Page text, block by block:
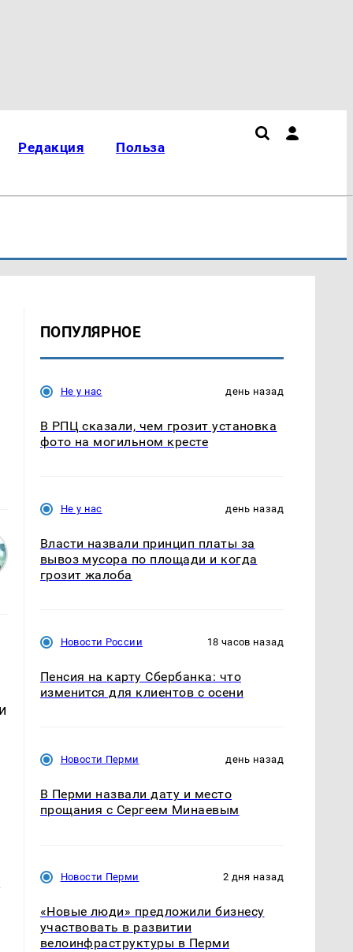
Редакция Польза
ПОПУЛЯРНОЕ
Не у нас день назад
В РПЦ сказали, чем грозит установка
фото на могильном кресте
Не у нас день назад
Власти назвали принцип платы за
вывоз мусора по площади и когда
грозит жалоба
Новости России 18 часов назад
Пенсия на карту Сбербанка: что
изменится для клиентов с осени
Новости Перми день назад
В Перми назвали дату и место
прощания с Сергеем Минаевым
Новости Перми 2 дня назад
«Новые люди» предложили бизнесу
участвовать в развитии
велоинфраструктуры в Перми